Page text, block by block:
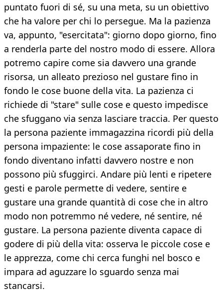
puntato fuori di sé, su una meta, su un obiettivo
che ha valore per chi lo persegue. Ma la pazienza
va, appunto, "esercitata": giorno dopo giorno, fino
a renderla parte del nostro modo di essere. Allora
potremo capire come sia davvero una grande
risorsa, un alleato prezioso nel gustare fino in
fondo le cose buone della vita. La pazienza ci
richiede di "stare" sulle cose e questo impedisce
che sfuggano via senza lasciare traccia. Per questo
la persona paziente immagazzina ricordi più della
persona impaziente: le cose assaporate fino in
fondo diventano infatti davvero nostre e non
possono più sfuggirci. Andare più lenti e ripetere
gesti e parole permette di vedere, sentire e
gustare una grande quantità di cose che in altro
modo non potremmo né vedere, né sentire, né
gustare. La persona paziente diventa capace di
godere di più della vita: osserva le piccole cose e
le apprezza, come chi cerca funghi nel bosco e
impara ad aguzzare lo sguardo senza mai
stancarsi.